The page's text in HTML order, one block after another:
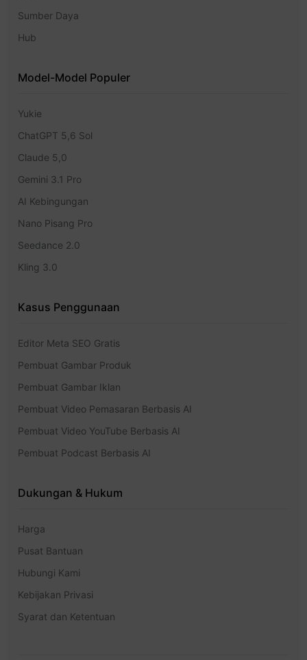
Sumber Daya
Hub
Model-Model Populer
Yukie
ChatGPT 5,6 Sol
Claude 5,0
Gemini 3.1 Pro
AI Kebingungan
Nano Pisang Pro
Seedance 2.0
Kling 3.0
Kasus Penggunaan
Editor Meta SEO Gratis
Pembuat Gambar Produk
Pembuat Gambar Iklan
Pembuat Video Pemasaran Berbasis AI
Pembuat Video YouTube Berbasis AI
Pembuat Podcast Berbasis AI
Dukungan & Hukum
Harga
Pusat Bantuan
Hubungi Kami
Kebijakan Privasi
Syarat dan Ketentuan